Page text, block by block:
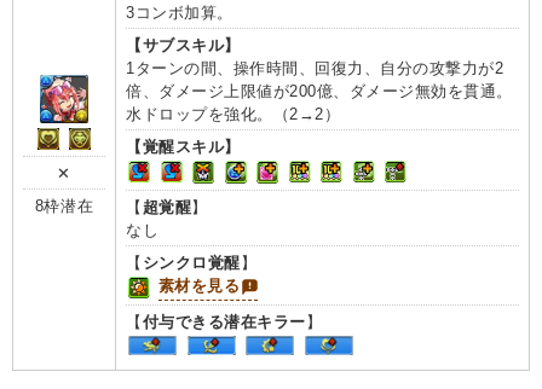
✕
8枠潜在
3コンボ加算。
【サブスキル】
1ターンの間、操作時間、回復力、自分の攻撃力が2
倍、ダメージ上限値が200億、ダメージ無効を貫通。
水ドロップを強化。（2→2）
【覚醒スキル】
【超覚醒】
なし
【 シンクロ覚醒】
素材を見る
【付与できる潜在キラー】